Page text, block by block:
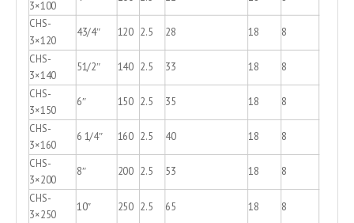
3×100
CHS-
3×120
43/4″ 120 2.5 28 18
8
CHS-
3×140
51/2″ 140 2.5 33 18 8
CHS-
3×150
6″ 150 2.5 35 18 8
CHS-
3×160
6 1/4″ 160 2.5 40 18
8
CHS-
3×200
8″ 200 2.5 53 18
8
CHS-
3×250
10″ 250 2.5 65 18
8